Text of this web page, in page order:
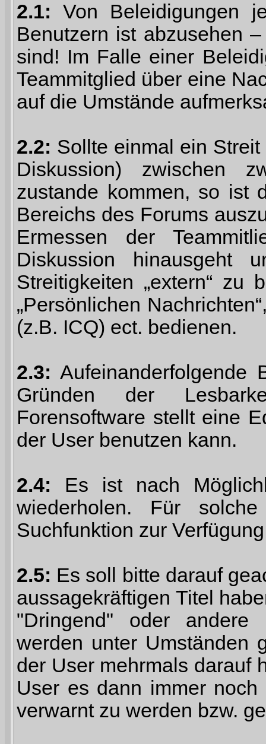
2.1: Von Beleidigungen
Benutzern ist abzusehen
sind! Im Falle einer
Teammitglied über eine
auf die Umstände
2.2: Sollte einmal ein
Diskussion) zwischen
zustande kommen, so ist
Bereichs des Forums
Ermessen der
Diskussion
Streitigkeiten „extern“ zu
„Persönlichen
(z.B. ICQ) ect. bedienen.
2.3: Aufeinanderfolgende
Gründen der
Forensoftware stellt eine
der User benutzen kann.
2.4: Es ist nach
wiederholen. Für
Suchfunktion zur
2.5: Es soll bitte darauf
aussagekräftigen Titel
"Dringend" oder andere
werden unter Umständen
der User mehrmals darauf
User es dann immer
verwarnt zu werden bzw.